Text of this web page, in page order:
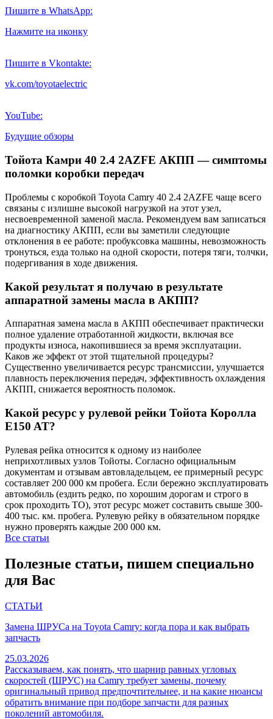
Пишите в WhatsApp:
Нажмите на иконку
Пишите в Vkontakte:
vk.com/toyotaelectric
YouTube:
Будущие обзоры
Тойота Камри 40 2.4 2AZFE АКПП — симптомы
поломки коробки передач
Проблемы с коробкой Toyota Camry 40 2.4 2AZFE чаще всего
связаны с излишне высокой нагрузкой на этот узел,
несвоевременной заменой масла. Рекомендуем вам записаться
на диагностику АКПП, если вы заметили следующие
отклонения в ее работе: пробуксовка машины, невозможность
тронуться, езда только на одной скорости, потеря тяги, толчки,
подергивания в ходе движения.
Какой результат я получаю в результате
аппаратной замены масла в АКПП?
Аппаратная замена масла в АКПП обеспечивает практически
полное удаление отработанной жидкости, включая все
продукты износа, накопившиеся за время эксплуатации.
Каков же эффект от этой тщательной процедуры?
Существенно увеличивается ресурс трансмиссии, улучшается
плавность переключения передач, эффективность охлаждения
АКПП, снижается вероятность поломок.
Какой ресурс у рулевой рейки Тойота Королла
E150 AT?
Рулевая рейка относится к одному из наиболее
неприхотливых узлов Тойоты. Согласно официальным
документам и отзывам автовладельцем, ее примерный ресурс
составляет 200 000 км пробега. Если бережно эксплуатировать
автомобиль (ездить редко, по хорошим дорогам и строго в
срок проходить ТО), этот ресурс может составить свыше 300-
400 тыс. км. пробега. Рулевую рейку в обязательном порядке
нужно проверять каждые 200 000 км.
Все статьи
Полезные статьи, пишем специально
для Вас
СТАТЬИ
Замена ШРУСа на Toyota Camry: когда пора и как выбрать
запчасть
25.03.2026
Рассказываем, как понять, что шарнир равных угловых
скоростей (ШРУС) на Camry требует замены, почему
оригинальный привод предпочтительнее, и на какие нюансы
обратить внимание при подборе запчасти для разных
поколений автомобиля.